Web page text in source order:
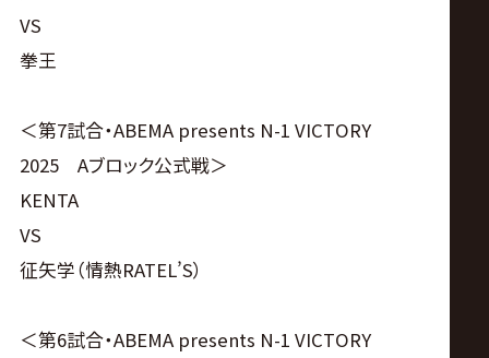
VS
拳王
＜第7試合・ABEMA presents N-1 VICTORY
2025 Aブロック公式戦＞
KENTA
VS
征矢学（情熱RATEL’S）
＜第6試合・ABEMA presents N-1 VICTORY